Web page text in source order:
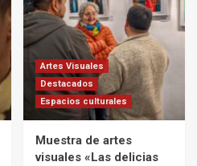
Artes Visuales
Destacados
Espacios culturales
Muestra de artes
visuales «Las delicias